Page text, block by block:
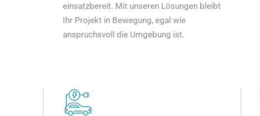
einsatzbereit. Mit unseren Lösungen bleibt
Ihr Projekt in Bewegung, egal wie
anspruchsvoll die Umgebung ist.